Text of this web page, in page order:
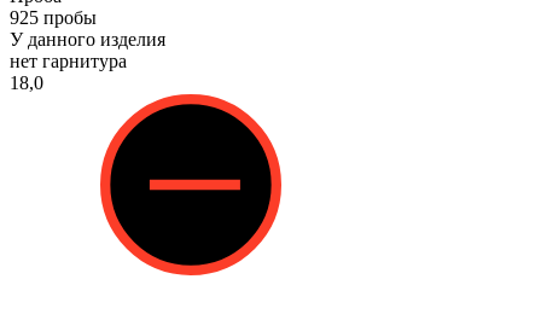
925 пробы
У данного изделия
нет гарнитура
18,0